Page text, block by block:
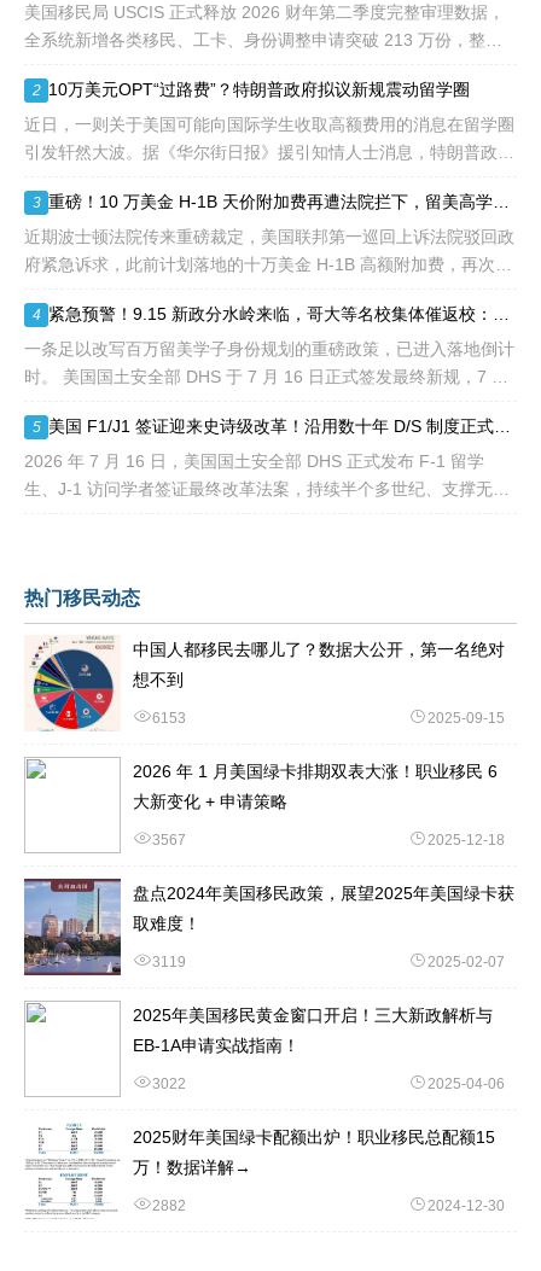
先"移民类别的申请。EB1A
不需要雇主支持、不用办理
等的限制，所以也愈来愈受
到中国杰出人才的青睐。
美国移民局 USCIS 正式释放 2026 财年第二季度完整审理数据，
全系统新增各类移民、工卡、身份调整申请突破 213 万份，整体
2 10万美元OPT“过路费”？特朗普政府拟议新规震动留学圈
近日，一则关于美国可能向国际学生收取高额费用的消息在留学圈
引发轩然大波。据《华尔街日报》援引知情人士消息，特朗普政府
中可能包括高达10万美元
3
近期波士顿法院传来重磅裁定，美国联邦第一巡回上诉法院驳回政
府紧急诉求，此前计划落地的十万美金 H-1B 高额附加费，再次被
4
一条足以改写百万留美学子身份规划的重磅政策，已进入落地倒计
时。 美国国土安全部 DHS 于 7 月 16 日正式签发最终新规，7 月
5
2026 年 7 月 16 日，美国国土安全部 DHS 正式发布 F-1 留学
生、J-1 访问学者签证最终改革法案，持续半个多世纪、支撑无数
热门移民动态
中国人都移民去哪儿了？数据大公开，第一名绝对
想不到
6153 2025-09-15
2026 年 1 月美国绿卡排期双表大涨！职业移民 6
大新变化 + 申请策略
3567 2025-12-18
盘点2024年美国移民政策，展望2025年美国绿卡获
取难度！
3119 2025-02-07
2025年美国移民黄金窗口开启！三大新政解析与
EB-1A申请实战指南！
3022 2025-04-06
2025财年美国绿卡配额出炉！职业移民总配额15
万！数据详解→
2882 2024-12-30